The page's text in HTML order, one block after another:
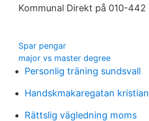
Kommunal Direkt på 010-442
Spar pengar
major vs master degree
Personlig träning sundsvall
Handskmakaregatan
Rättslig vägledning moms